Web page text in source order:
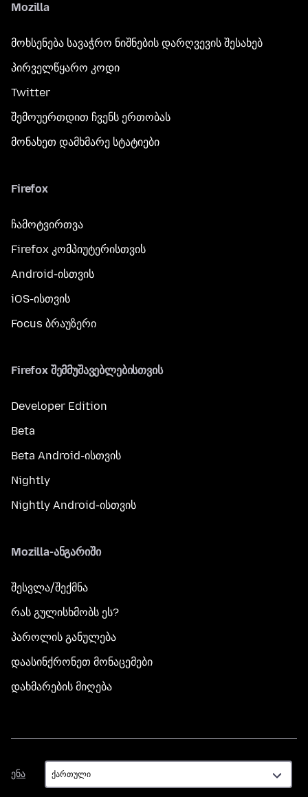
Mozilla
მოხსენება სავაჭრო ნიშნების დარღვევის შესახებ
პირველწყარო კოდი
Twitter
შემოუერთდით ჩვენს ერთობას
მონახეთ დამხმარე სტატიები
Firefox
ჩამოტვირთვა
Firefox კომპიუტერისთვის
Android-ისთვის
iOS-ისთვის
Focus ბრაუზერი
Firefox შემმუშავებლებისთვის
Developer Edition
Beta
Beta Android-ისთვის
Nightly
Nightly Android-ისთვის
Mozilla-ანგარიში
შესვლა/შექმნა
რას გულისხმობს ეს?
პაროლის განულება
დაასინქრონეთ მონაცემები
დახმარების მიღება
ენა
ენა